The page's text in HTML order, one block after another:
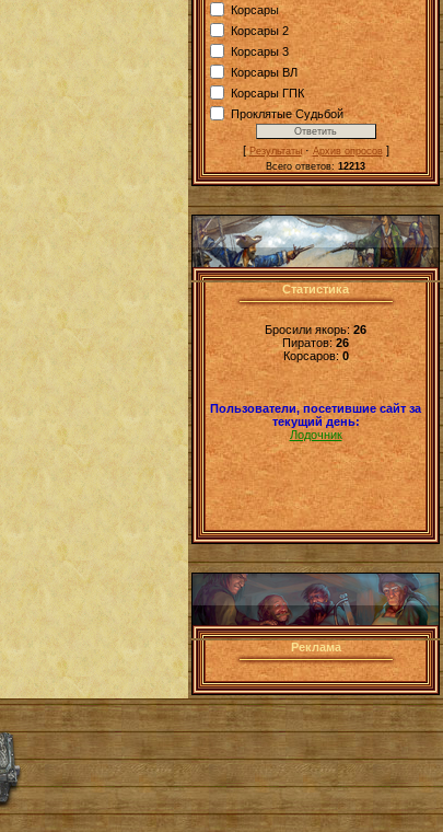
Корсары
Корсары 2
Корсары 3
Корсары ВЛ
Корсары ГПК
Проклятые Судьбой
[Результаты· Архив опросов]
Всего ответов: 12213
Статистика
Бросили якорь:26
Пиратов:26
Корсаров:0
Пользователи, посетившие сайт за
текущий день:
Лодочник
Реклама